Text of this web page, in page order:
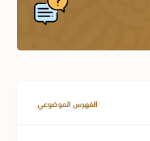
الفهرس الموضوعي